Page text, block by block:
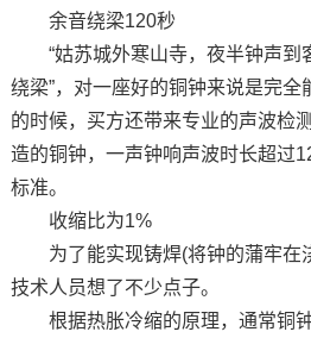
余音绕梁120秒
“姑苏城外寒山寺，夜半钟声到
绕梁”，对一座好的铜钟来说是完全
的时候，买方还带来专业的声波检
造的铜钟，一声钟响声波时长超过
标准。
收缩比为1%
为了能实现铸焊(将钟的蒲牢在浇
技术人员想了不少点子。
根据热胀冷缩的原理，通常铜钟